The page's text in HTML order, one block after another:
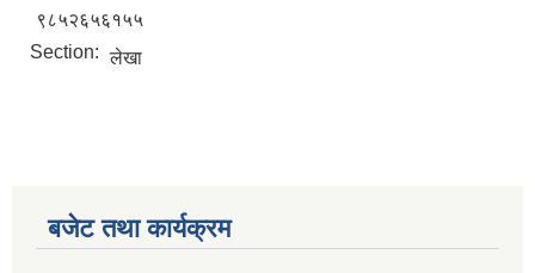
९८५२६५६१५५
Section: लेखा
बजेट तथा कार्यक्रम